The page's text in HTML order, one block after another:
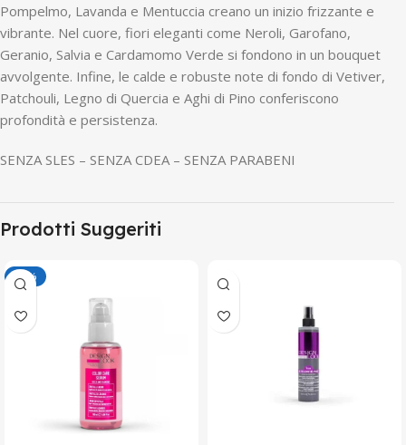
Pompelmo, Lavanda e Mentuccia creano un inizio frizzante e
vibrante. Nel cuore, fiori eleganti come Neroli, Garofano,
Geranio, Salvia e Cardamomo Verde si fondono in un bouquet
avvolgente. Infine, le calde e robuste note di fondo di Vetiver,
Patchouli, Legno di Quercia e Aghi di Pino conferiscono
profondità e persistenza.
SENZA SLES – SENZA CDEA – SENZA PARABENI
Prodotti Suggeriti
-50%